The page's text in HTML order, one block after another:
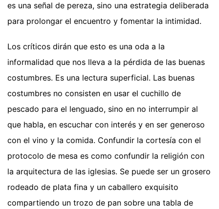
es una señal de pereza, sino una estrategia deliberada
para prolongar el encuentro y fomentar la intimidad.
Los críticos dirán que esto es una oda a la
informalidad que nos lleva a la pérdida de las buenas
costumbres. Es una lectura superficial. Las buenas
costumbres no consisten en usar el cuchillo de
pescado para el lenguado, sino en no interrumpir al
que habla, en escuchar con interés y en ser generoso
con el vino y la comida. Confundir la cortesía con el
protocolo de mesa es como confundir la religión con
la arquitectura de las iglesias. Se puede ser un grosero
rodeado de plata fina y un caballero exquisito
compartiendo un trozo de pan sobre una tabla de